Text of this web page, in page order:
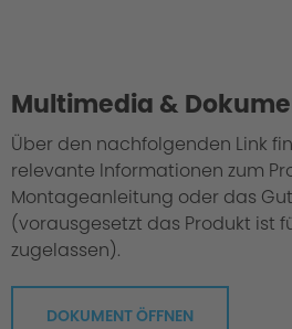
Multimedia &
Über den nachfolgenden Link
relevante Informationen zum
Montageanleitung oder das
(vorausgesetzt das Produkt ist
zugelassen).
DOKUMENT ÖFFNEN